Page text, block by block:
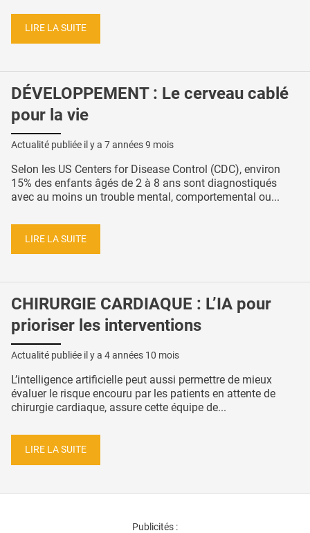
LIRE LA SUITE
DÉVELOPPEMENT : Le cerveau cablé
pour la vie
Actualité publiée il y a 7 années 9 mois
Selon les US Centers for Disease Control (CDC), environ
15% des enfants âgés de 2 à 8 ans sont diagnostiqués
avec au moins un trouble mental, comportemental ou...
LIRE LA SUITE
CHIRURGIE CARDIAQUE : L’IA pour
prioriser les interventions
Actualité publiée il y a 4 années 10 mois
L’intelligence artificielle peut aussi permettre de mieux
évaluer le risque encouru par les patients en attente de
chirurgie cardiaque, assure cette équipe de...
LIRE LA SUITE
Publicités :